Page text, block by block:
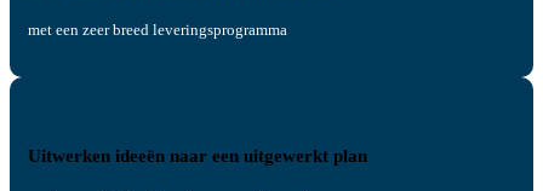
met een zeer breed leveringsprogramma
Uitwerken ideeën naar een uitgewerkt plan